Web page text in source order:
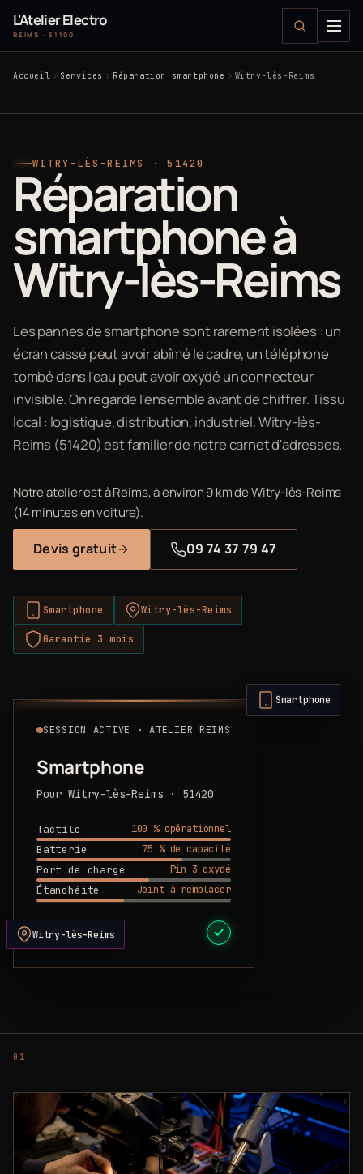
L'Atelier Electro
REIMS · 51100
Accueil Services Réparation smartphone Witry-lès-Reims
WITRY-LÈS-REIMS · 51420
Réparation
smartphone à
Witry-lès-Reims
Les pannes de smartphone sont rarement isolées : un
écran cassé peut avoir abîmé le cadre, un téléphone
tombé dans l'eau peut avoir oxydé un connecteur
invisible. On regarde l'ensemble avant de chiffrer. Tissu
local : logistique, distribution, industriel. Witry-lès-
Reims (51420) est familier de notre carnet d'adresses.
Notre atelier est à Reims, à environ 9 km de Witry-lès-Reims
(14 minutes en voiture).
Devis gratuit 09 74 37 79 47
Smartphone Witry-lès-Reims
Garantie 3 mois
SESSION ACTIVE · ATELIER REIMS
Smartphone
Pour Witry-lès-Reims · 51420
Tactile
100 % opérationnel
Batterie
75 % de capacité
Port de charge
Pin 3 oxydé
Étanchéité
Joint à remplacer
DEVIS PRÊT
Smartphone
Witry-lès-Reims